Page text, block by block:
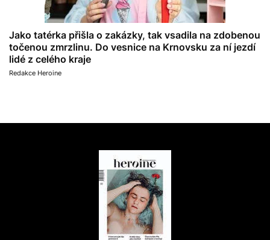
Jako tatérka přišla o zakázky, tak vsadila na zdobenou
točenou zmrzlinu. Do vesnice na Krnovsku za ní jezdí
lidé z celého kraje
Redakce Heroine